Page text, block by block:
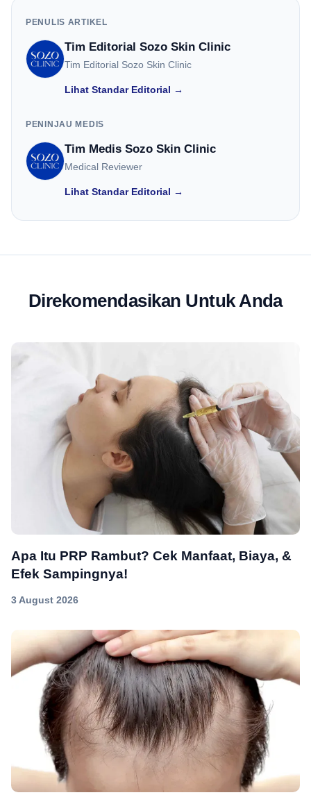
PENULIS ARTIKEL
Tim Editorial Sozo Skin Clinic
Tim Editorial Sozo Skin Clinic
Lihat Standar Editorial →
PENINJAU MEDIS
Tim Medis Sozo Skin Clinic
Medical Reviewer
Lihat Standar Editorial →
Direkomendasikan Untuk Anda
Apa Itu PRP Rambut? Cek Manfaat, Biaya, &
Efek Sampingnya!
3 August 2026